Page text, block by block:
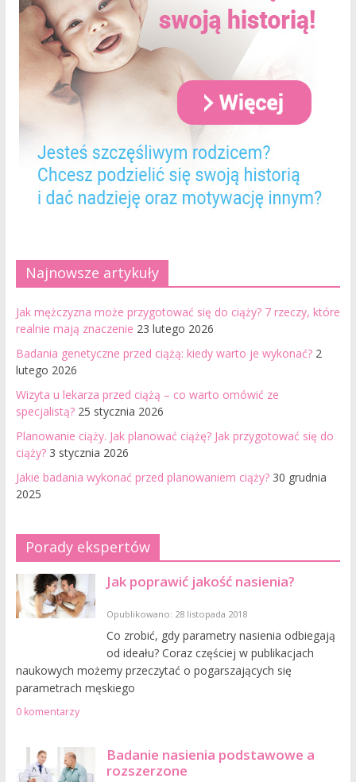
Najnowsze artykuły
Jak mężczyzna może przygotować się do ciąży? 7 rzeczy, które
realnie mają znaczenie 23 lutego 2026
Badania genetyczne przed ciążą: kiedy warto je wykonać? 2
lutego 2026
Wizyta u lekarza przed ciążą – co warto omówić ze
specjalistą? 25 stycznia 2026
Planowanie ciąży. Jak planować ciążę? Jak przygotować się do
ciąży? 3 stycznia 2026
Jakie badania wykonać przed planowaniem ciąży? 30 grudnia
2025
Porady ekspertów
Jak poprawić jakość nasienia?
Opublikowano: 28 listopada 2018
Co zrobić, gdy parametry nasienia odbiegają
od ideału? Coraz częściej w publikacjach
naukowych możemy przeczytać o pogarszających się
parametrach męskiego
0 komentarzy
Badanie nasienia podstawowe a
rozszerzone